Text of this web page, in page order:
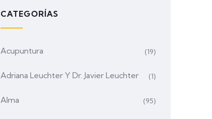
CATEGORÍAS
Acupuntura (19)
Adriana Leuchter Y Dr. Javier Leuchter (1)
Alma (95)